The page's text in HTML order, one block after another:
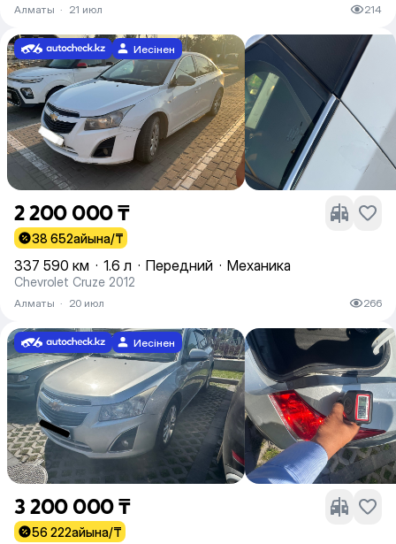
Алматы · 21 июл 214
Иесінен
2 200 000 ₸
38 652айына/₸
337 590 км · 1.6 л · Передний · Механика
Chevrolet Cruze 2012
Алматы · 20 июл 266
Иесінен
3 200 000 ₸
56 222айына/₸